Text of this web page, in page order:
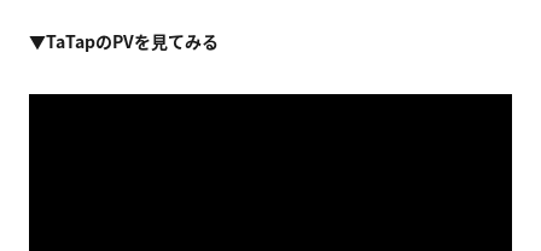
▼TaTapのPVを見てみる